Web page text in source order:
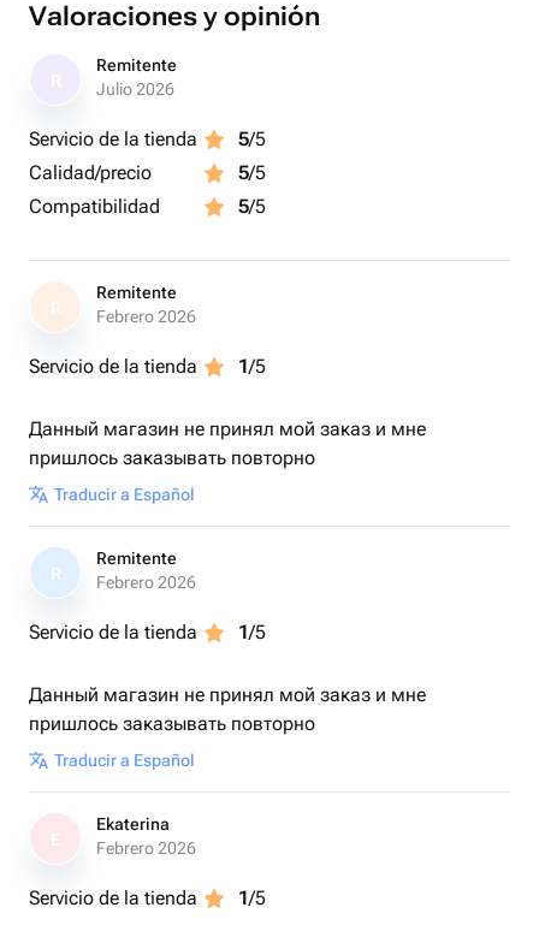
Доставка на (e-mail) 📩:
► Место: любая точка Мира
► Время доставки: от 30 минут
► Цена доставки: бесплатно (0 руб.)
► Формат доставки: файл .pdf
► Вид поставки: электронный подарочный сертификат
сертификат на e-mail
Древнее искусство, восстанавливающее баланс тела и
растяжки для расслабления и оздоровления.
дополняется. Актуальность работы доступено при
активации сертификата на нашем сайте boxdari
(✿◠‿◠) Дарите подарки – дарите эмоции! (◠‿◠✿)
Valoraciones y opinión
Remitente
Julio 2026
Servicio de la tienda 5/5
Calidad/precio
5/5
Compatibilidad
5/5
R
Remitente
Febrero 2026
Servicio de la tienda 1/5
Данный магазин не принял мой заказ и мне
пришлось заказывать повторно
Traducir a Español
R
Remitente
Febrero 2026
Servicio de la tienda 1/5
Данный магазин не принял мой заказ и мне
пришлось заказывать повторно
Traducir a Español
Ekaterina
Febrero 2026
Servicio de la tienda 1/5